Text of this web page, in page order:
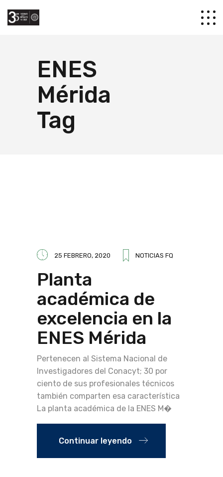
ENES
Mérida
Tag
25 FEBRERO, 2020 NOTICIAS FQ
Planta
académica de
excelencia en la
ENES Mérida
Pertenecen al Sistema Nacional de
Investigadores del Conacyt; 30 por
ciento de sus profesionales técnicos
también comparten esa característica
La planta académica de la ENES M�
Continuar leyendo